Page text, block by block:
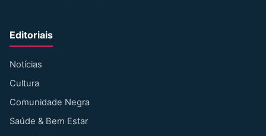
Editoriais
Notícias
Cultura
Comunidade Negra
Saúde & Bem Estar